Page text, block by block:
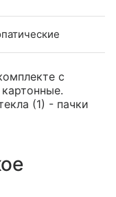
с
(1) - пачки